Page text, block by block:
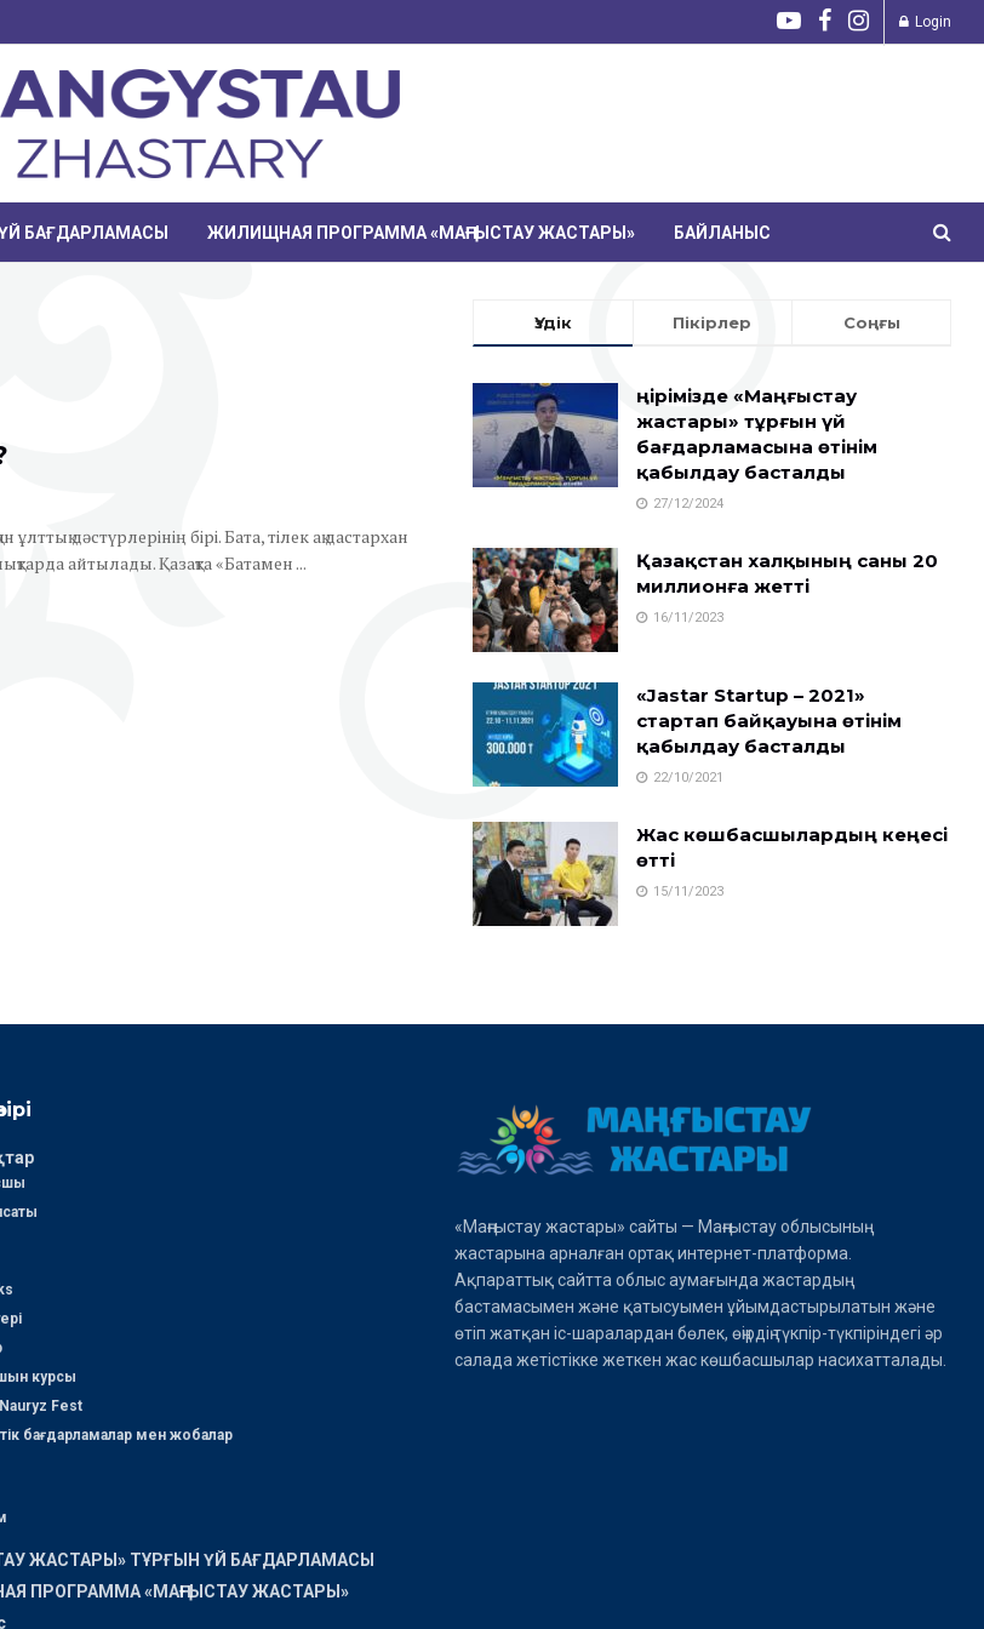
Login
БАҒДАРЛАМАСЫ ЖИЛИЩНАЯ ПРОГРАММА «МАҢҒЫСТАУ ЖАСТАРЫ» БАЙЛАНЫС
ұлттық дәстүрлерінің бірі. Бата, тілек ақ дастархан
айтылады. Қазақта «Батамен ...
Үздік Пікірлер Соңғы
Өңірімізде «Маңғыстау
жастары» тұрғын үй
бағдарламасына өтінім
қабылдау басталды
27/12/2024
Қазақстан халқының саны 20
миллионға жетті
16/11/2023
«Jastar Startup – 2021»
стартап байқауына өтінім
қабылдау басталды
22/10/2021
Жас көшбасшылардың кеңесі
өтті
15/11/2023
курсы
Fest
бағдарламалар мен жобалар
ЖАСТАРЫ» ТҰРҒЫН ҮЙ БАҒДАРЛАМАСЫ
ПРОГРАММА «МАҢҒЫСТАУ ЖАСТАРЫ»
«Маңғыстау жастары» сайты — Маңғыстау облысының
жастарына арналған ортақ интернет-платформа.
Ақпараттық сайтта облыс аумағында жастардың
бастамасымен және қатысуымен ұйымдастырылатын және
өтіп жатқан іс-шаралардан бөлек, өңірдің түкпір-түкпіріндегі әр
салада жетістікке жеткен жас көшбасшылар насихатталады.